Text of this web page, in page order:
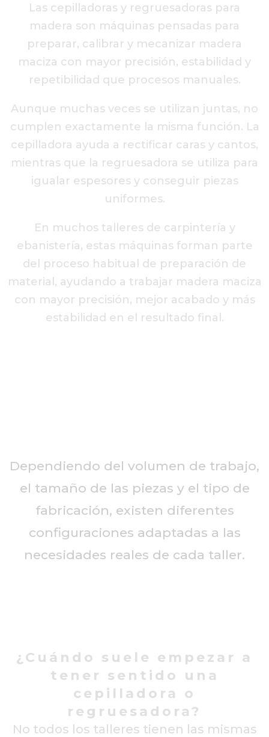
Las cepilladoras y regruesadoras para
madera son máquinas pensadas para
preparar, calibrar y mecanizar madera
maciza con mayor precisión, estabilidad y
repetibilidad que procesos manuales.
Aunque muchas veces se utilizan juntas, no
cumplen exactamente la misma función. La
cepilladora ayuda a rectificar caras y cantos,
mientras que la regruesadora se utiliza para
igualar espesores y conseguir piezas
uniformes.
En muchos talleres de carpintería y
ebanistería, estas máquinas forman parte
del proceso habitual de preparación de
material, ayudando a trabajar madera maciza
con mayor precisión, mejor acabado y más
estabilidad en el resultado final.
Dependiendo del volumen de trabajo,
el tamaño de las piezas y el tipo de
fabricación, existen diferentes
configuraciones adaptadas a las
necesidades reales de cada taller.
¿Cuándo suele empezar a
tener sentido una
cepilladora o
regruesadora?
No todos los talleres tienen las mismas